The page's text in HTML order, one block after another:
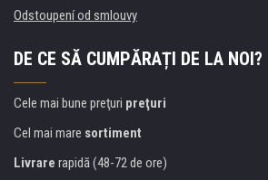
Odstoupení od smlouvy
DE CE SĂ CUMPĂRAȚI DE LA NOI?
Cele mai bune preţuri preţuri
Cel mai mare sortiment
Livrare rapidă (48-72 de ore)